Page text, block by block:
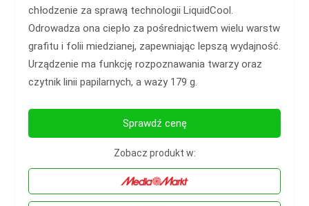
chłodzenie za sprawą technologii LiquidCool.
Odrowadza ona ciepło za pośrednictwem wielu warstw
grafitu i folii miedzianej, zapewniając lepszą wydajność.
Urządzenie ma funkcję rozpoznawania twarzy oraz
czytnik linii papilarnych, a waży 179 g.
Sprawdź cenę
Zobacz produkt w: